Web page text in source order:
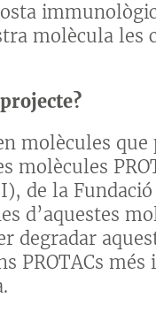
molècula les
molècules
molècules
de la
d’aquestes
degradar
més